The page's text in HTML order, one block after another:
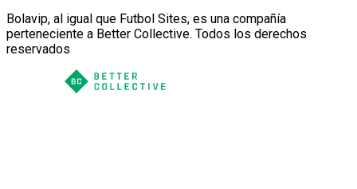
Bolavip, al igual que Futbol Sites, es una compañía
perteneciente a Better Collective. Todos los derechos
reservados